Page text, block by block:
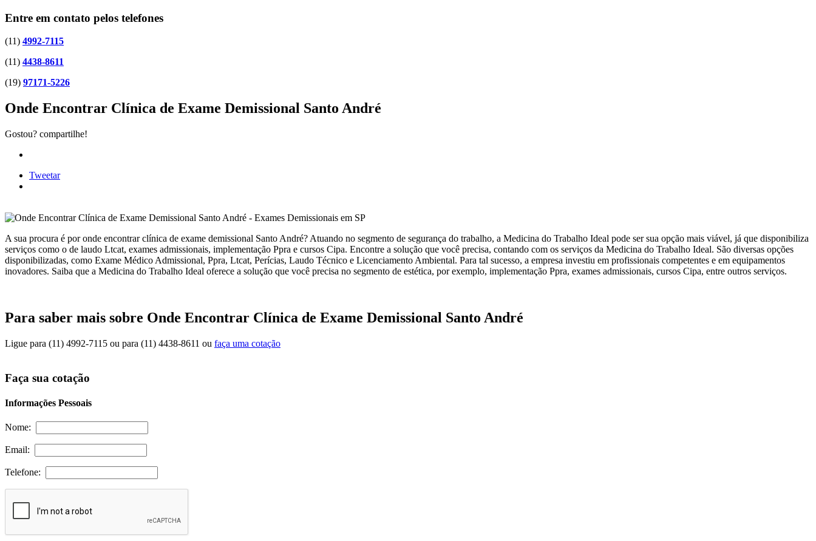
Entre em contato pelos telefones
(11) 4992-7115
(11) 4438-8611
(19) 97171-5226
Onde Encontrar Clínica de Exame Demissional Santo André
Gostou? compartilhe!
Tweetar
A sua procura é por onde encontrar clínica de exame demissional Santo André? Atuando no segmento de segurança do trabalho, a Medicina do Trabalho Ideal pode ser sua opção mais viável, já que disponibiliza
serviços como o de laudo Ltcat, exames admissionais, implementação Ppra e cursos Cipa. Encontre a solução que você precisa, contando com os serviços da Medicina do Trabalho Ideal. São diversas opções
disponibilizadas, como Exame Médico Admissional, Ppra, Ltcat, Perícias, Laudo Técnico e Licenciamento Ambiental. Para tal sucesso, a empresa investiu em profissionais competentes e em equipamentos
inovadores. Saiba que a Medicina do Trabalho Ideal oferece a solução que você precisa no segmento de estética, por exemplo, implementação Ppra, exames admissionais, cursos Cipa, entre outros serviços.
Para saber mais sobre Onde Encontrar Clínica de Exame Demissional Santo André
Ligue para (11) 4992-7115 ou para (11) 4438-8611 ou faça uma cotação
Faça sua cotação
Informações Pessoais
Nome:
Email:
Telefone: